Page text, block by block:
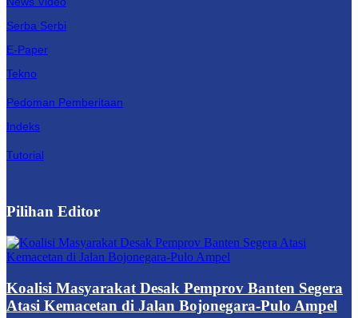
Serba Serbi
E-Paper
Tekno
Pedoman Pemberitaan
Indeks
Tutorial
Pilihan Editor
Koalisi Masyarakat Desak Pemprov Banten Segera
Atasi Kemacetan di Jalan Bojonegara-Pulo Ampel